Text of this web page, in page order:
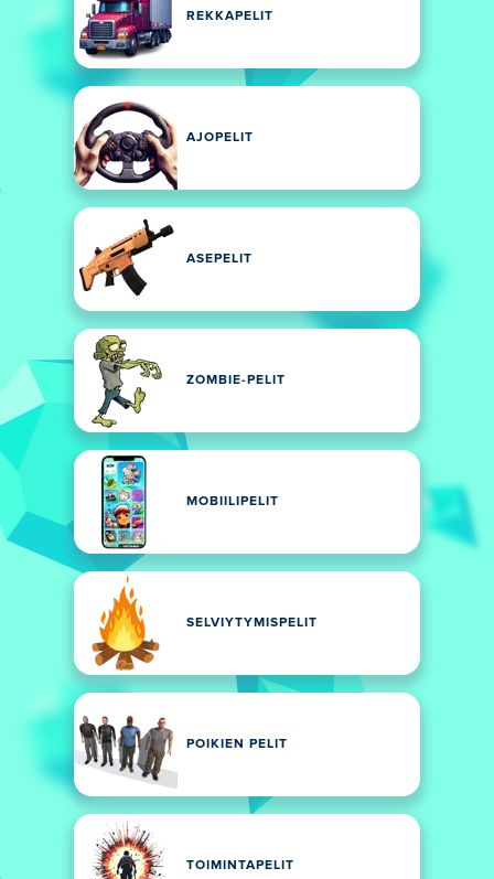
REKKAPELIT
AJOPELIT
ASEPELIT
ZOMBIE-PELIT
MOBIILIPELIT
SELVIYTYMISPELIT
POIKIEN PELIT
TOIMINTAPELIT